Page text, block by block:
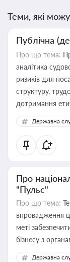
Теми, які
Публічна
Про що тема:
аналітика
ризиків для
структуру,
дотримання
Державна
Про
"Пульс"
Про що тема:
впровадження
меті
бізнесу з
Державна